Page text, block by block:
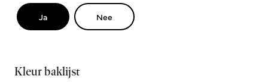
Ja Nee
Kleur baklijst